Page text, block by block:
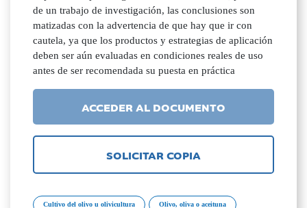
de un trabajo de investigación, las conclusiones son
matizadas con la advertencia de que hay que ir con
cautela, ya que los productos y estrategias de aplicación
deben ser aún evaluadas en condiciones reales de uso
antes de ser recomendada su puesta en práctica
ACCEDER AL DOCUMENTO
SOLICITAR COPIA
Cultivo del olivo u olivicultura Olivo, oliva o aceituna